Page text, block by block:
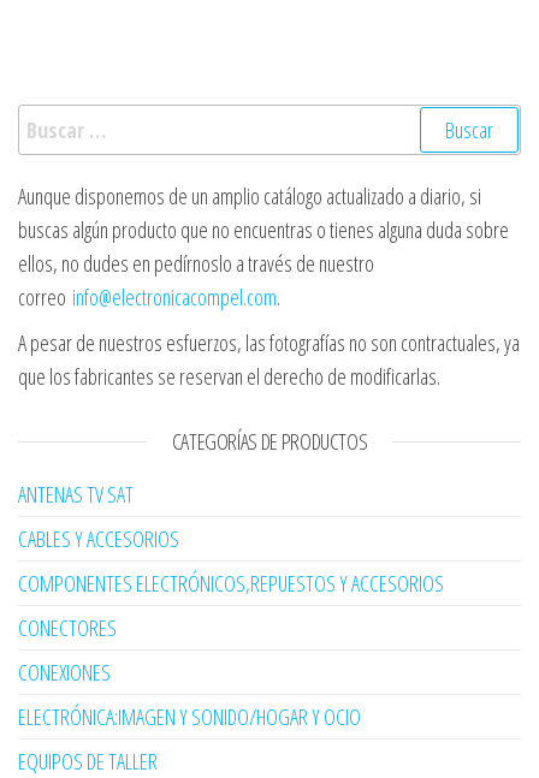
Buscar:
Aunque disponemos de un amplio catálogo actualizado a diario, si
buscas algún producto que no encuentras o tienes alguna duda sobre
ellos, no dudes en pedírnoslo a través de nuestro
correo info@electronicacompel.com.
A pesar de nuestros esfuerzos, las fotografías no son contractuales, ya
que los fabricantes se reservan el derecho de modificarlas.
CATEGORÍAS DE PRODUCTOS
ANTENAS TV SAT
CABLES Y ACCESORIOS
COMPONENTES ELECTRÓNICOS,REPUESTOS Y ACCESORIOS
CONECTORES
CONEXIONES
ELECTRÓNICA:IMAGEN Y SONIDO/HOGAR Y OCIO
EQUIPOS DE TALLER